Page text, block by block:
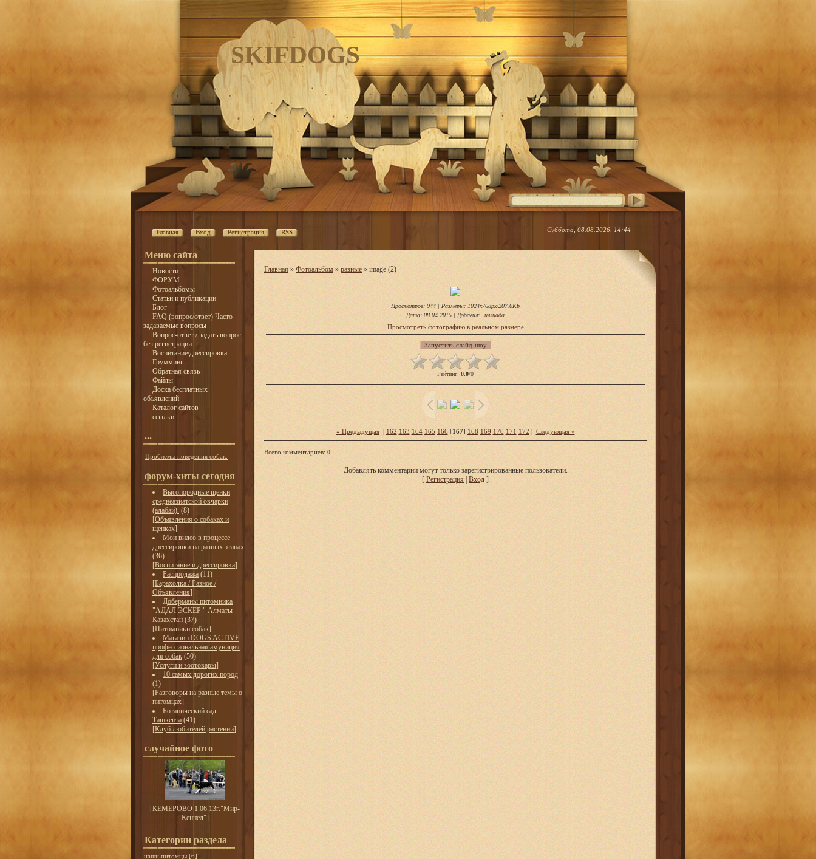
SKIFDOGS
Главная Вход Регистрация RSS Суббота, 08.08.2026, 14:44
Меню сайта
Новости
ФОРУМ
Фотоальбомы
Статьи и публикации
Блог
FAQ (вопрос/ответ) Часто
задаваемые вопросы
Вопрос-ответ / задать вопрос
без регистрации
Воспитание/дрессировка
Грумминг
Обратная связь
Файлы
Доска бесплатных
объявлений
Каталог сайтов
ссылки
...
Проблемы поведения собак.
форум-хиты сегодня
Высопородные щенки
среднеазиатской овчарки
(алабай). (8)
[Объявления о собаках и
щенках]
Мои видео в процессе
дрессировки на разных этапах
(36)
[Воспитание и дрессировка]
Распродажа (11)
[Барахолка / Разное /
Объявления]
Доберманы питомника
"АДАЛ ЭСКЕР " Алматы
Казахстан (37)
[Питомники собак]
Магазин DOGS ACTIVE
профессиональная амуниция
для собак (50)
[Услуги и зоотовары]
10 самых дорогих пород
(1)
[Разговоры на разные темы о
питомцах]
Ботанический сад
Ташкента (41)
[Клуб любителей растений]
случайное фото
[КЕМЕРОВО 1.06.13г."Мир-
Кеннел"]
Категории раздела
наши питомцы [6]
Главная » Фотоальбом » разные » image (2)
Просмотров: 944 | Размеры: 1024x768px/207.0Kb
Дата: 08.04.2015 | Добавил: иллиада
Просмотреть фотографию в реальном размере
Рейтинг: 0.0/0
« Предыдущая| 162 163 164 165 166[167] 168 169 170 171 172 | Следующая »
Всего комментариев: 0
Добавлять комментарии могут только зарегистрированные пользователи.
[ Регистрация Вход ]